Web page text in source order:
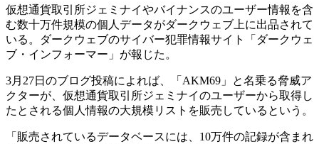
仮想通貨取引所ジェミナイやバイナンスのユーザー情報を含
む数十万件規模の個人データがダークウェブ上に出品されて
いる。ダークウェブのサイバー犯罪情報サイト「ダークウェ
ブ・インフォーマー」が報じた。
3月27日のブログ投稿によれば、「AKM69」と名乗る脅威ア
クターが、仮想通貨取引所ジェミナイのユーザーから取得し
たとされる個人情報の大規模リストを販売しているという。
「販売されているデータベースには、10万件の記録が含まれ